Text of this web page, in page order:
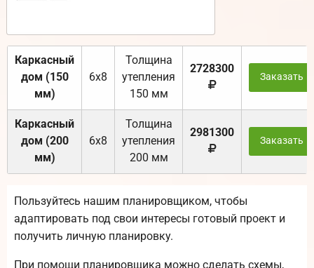
Каркасный
дом (150
мм)
6х8
Толщина
утепления
150 мм
2728300
Заказать
Каркасный
дом (200
мм)
6х8
Толщина
утепления
200 мм
2981300
Заказать
Пользуйтесь нашим планировщиком, чтобы
адаптировать под свои интересы готовый проект и
получить личную планировку.
При помощи планировщика можно сделать схемы,